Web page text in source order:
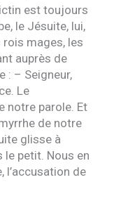
est toujours
le Jésuite, lui,
rois mages, les
auprès de
: – Seigneur,
Le
notre parole. Et
de notre
glisse à
le petit. Nous en
l’accusation de